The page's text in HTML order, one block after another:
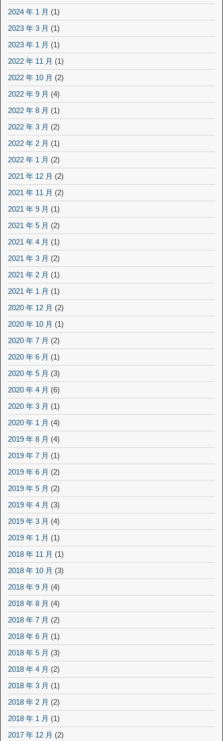
2024 年 1 月 (1)
2023 年 3 月 (1)
2023 年 1 月 (1)
2022 年 11 月 (1)
2022 年 10 月 (2)
2022 年 9 月 (4)
2022 年 8 月 (1)
2022 年 3 月 (2)
2022 年 2 月 (1)
2022 年 1 月 (2)
2021 年 12 月 (2)
2021 年 11 月 (2)
2021 年 9 月 (1)
2021 年 5 月 (2)
2021 年 4 月 (1)
2021 年 3 月 (2)
2021 年 2 月 (1)
2021 年 1 月 (1)
2020 年 12 月 (2)
2020 年 10 月 (1)
2020 年 7 月 (2)
2020 年 6 月 (1)
2020 年 5 月 (3)
2020 年 4 月 (6)
2020 年 3 月 (1)
2020 年 1 月 (4)
2019 年 8 月 (4)
2019 年 7 月 (1)
2019 年 6 月 (2)
2019 年 5 月 (2)
2019 年 4 月 (3)
2019 年 3 月 (4)
2019 年 1 月 (1)
2018 年 11 月 (1)
2018 年 10 月 (3)
2018 年 9 月 (4)
2018 年 8 月 (4)
2018 年 7 月 (2)
2018 年 6 月 (1)
2018 年 5 月 (3)
2018 年 4 月 (2)
2018 年 3 月 (1)
2018 年 2 月 (2)
2018 年 1 月 (1)
2017 年 12 月 (2)